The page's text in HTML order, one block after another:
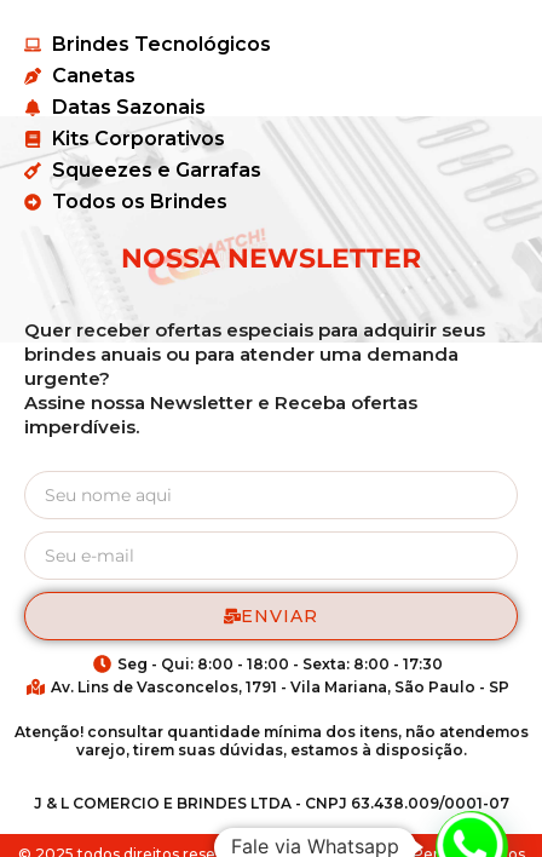
Brindes Tecnológicos
Canetas
Datas Sazonais
Kits Corporativos
Squeezes e Garrafas
Todos os Brindes
NOSSA NEWSLETTER
Quer receber ofertas especiais para adquirir seus
brindes anuais ou para atender uma demanda
urgente?
Assine nossa Newsletter e Receba ofertas
imperdíveis.
ENVIAR
Seg - Qui: 8:00 - 18:00 - Sexta: 8:00 - 17:30
Av. Lins de Vasconcelos, 1791 - Vila Mariana, São Paulo - SP
Atenção! consultar quantidade mínima dos itens, não atendemos
varejo, tirem suas dúvidas, estamos à disposição.
J & L COMERCIO E BRINDES LTDA - CNPJ 63.438.009/0001-07
Fale via Whatsapp